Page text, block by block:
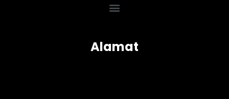
Menu
Alamat